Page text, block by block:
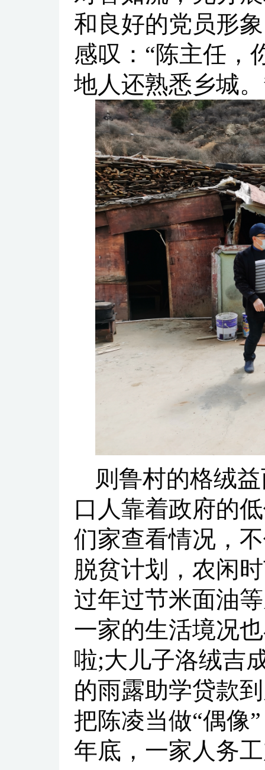
和良好的党员形
感叹：“陈主任，
地人还熟悉乡城
则鲁村的格绒
口人靠着政府的
们家查看情况，
脱贫计划，农闲
过年过节米面油
一家的生活境况
啦;大儿子洛绒吉
的雨露助学贷款
把陈凌当做“偶像
年底，一家人务